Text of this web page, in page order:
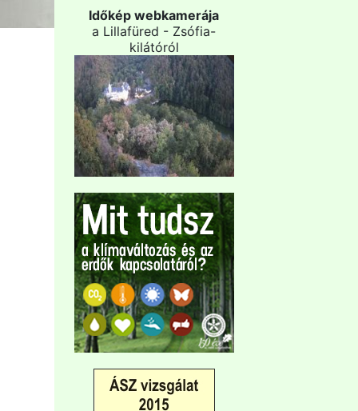
Időkép webkamerája
a Lillafüred - Zsófia-
kilátóról